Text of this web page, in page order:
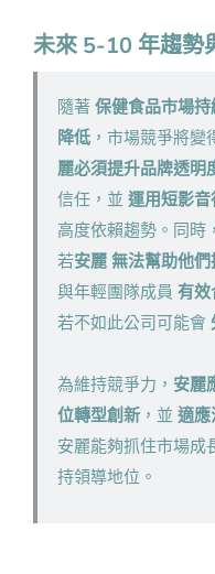
未來 5-10 年趨勢
隨著 保健食品市場
降低 ，市場競爭將變
麗必須提升品牌透明
信任，並 運用短影音
高度依賴趨勢。同時，
若安麗 無法幫助他
與年輕團隊成員 有效
若不如此公司可能會
為維持競爭力， 安麗
位轉型創新 ，並 適應
安麗能夠抓住市場成
持領導地位。